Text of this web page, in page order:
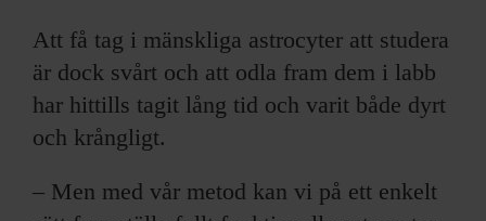
Att få tag i mänskliga astrocyter att studera
är dock svårt och att odla fram dem i labb
har hittills tagit lång tid och varit både dyrt
och krångligt.
– Men med vår metod kan vi på ett enkelt